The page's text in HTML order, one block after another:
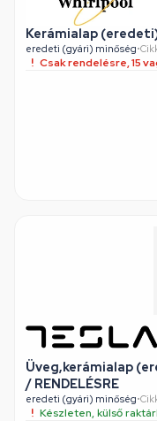
Kerámialap
eredeti (gyári) minőség•
Csak rendelésre, 15
Üveg,kerámialap
/ RENDELÉSRE
eredeti (gyári) minőség•
Készleten, külső